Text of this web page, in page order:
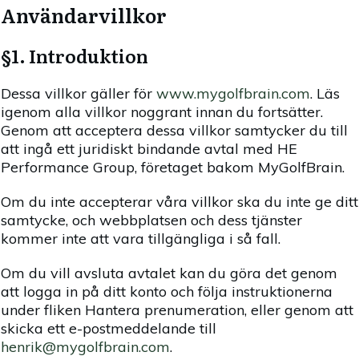
Användarvillkor
§1. Introduktion
Dessa villkor gäller för www.mygolfbrain.com. Läs
igenom alla villkor noggrant innan du fortsätter.
Genom att acceptera dessa villkor samtycker du till
att ingå ett juridiskt bindande avtal med HE
Performance Group, företaget bakom MyGolfBrain.
Om du inte accepterar våra villkor ska du inte ge ditt
samtycke, och webbplatsen och dess tjänster
kommer inte att vara tillgängliga i så fall.
Om du vill avsluta avtalet kan du göra det genom
att logga in på ditt konto och följa instruktionerna
under fliken Hantera prenumeration, eller genom att
skicka ett e-postmeddelande till
henrik@mygolfbrain.com.